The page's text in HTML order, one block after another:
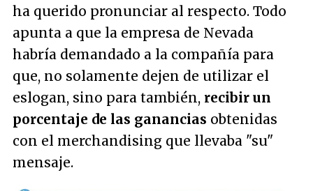
ha querido pronunciar al respecto. Todo
apunta a que la empresa de Nevada
habría demandado a la compañía para
que, no solamente dejen de utilizar el
eslogan, sino para también, recibir un
porcentaje de las ganancias obtenidas
con el merchandising que llevaba "su"
mensaje.